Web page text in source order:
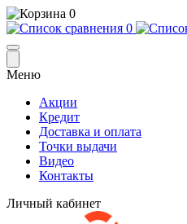
0
0
Меню
Акции
Кредит
Доставка и оплата
Точки выдачи
Видео
Контакты
Личный кабинет